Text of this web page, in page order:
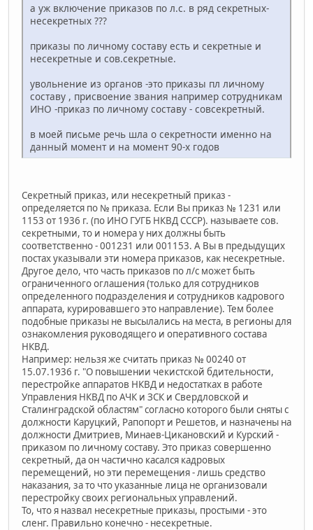
а уж включение приказов по л.с. в ряд секретных-
несекретных ???
приказы по личному составу есть и секретные и
несекретные и сов.секретные.
увольнение из органов -это приказы пл личному
составу , присвоение звания например сотрудникам
ИНО -приказ по личному составу - совсекретный.
в моей письме речь шла о секретности именно на
данный момент и на момент 90-х годов
Секретный приказ, или несекретный приказ -
определяется по № приказа. Если Вы приказ № 1231 или
1153 от 1936 г. (по ИНО ГУГБ НКВД СССР). называете сов.
секретными, то и номера у них должны быть
соответственно - 001231 или 001153. А Вы в предыдущих
постах указывали эти номера приказов, как несекретные.
Другое дело, что часть приказов по л/с может быть
ограниченного оглашения (только для сотрудников
определенного подразделения и сотрудников кадрового
аппарата, курировавшего это направление). Тем более
подобные приказы не высылались на места, в регионы для
ознакомления руководящего и оперативного состава
НКВД.
Например: нельзя же считать приказ № 00240 от
15.07.1936 г. "О повышении чекистской бдительности,
перестройке аппаратов НКВД и недостатках в работе
Управления НКВД по АЧК и ЗСК и Свердловской и
Сталинградской областям" согласно которого были сняты с
должности Каруцкий, Рапопорт и Решетов, и назначены на
должности Дмитриев, Минаев-Цикановский и Курский -
приказом по личному составу. Это приказ совершенно
секретный, да он частично касался кадровых
перемещений, но эти перемещения - лишь средство
наказания, за то что указанные лица не организовали
перестройку своих региональных управлений.
То, что я назвал несекретные приказы, простыми - это
сленг. Правильно конечно - несекретные.